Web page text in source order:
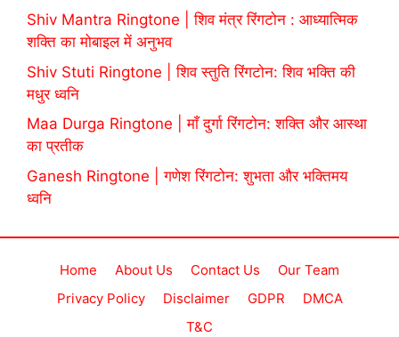
Shiv Mantra Ringtone | शिव मंत्र रिंगटोन : आध्यात्मिक
शक्ति का मोबाइल में अनुभव
Shiv Stuti Ringtone | शिव स्तुति रिंगटोन: शिव भक्ति की
मधुर ध्वनि
Maa Durga Ringtone | माँ दुर्गा रिंगटोन: शक्ति और आस्था
का प्रतीक
Ganesh Ringtone | गणेश रिंगटोन: शुभता और भक्तिमय
ध्वनि
Home About Us Contact Us
Our Team
Privacy Policy
Disclaimer GDPR
DMCA
T&C